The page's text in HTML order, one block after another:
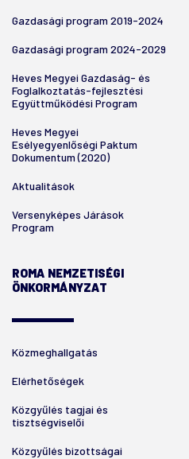
Gazdasági program 2019-2024
Gazdasági program 2024-2029
Heves Megyei Gazdaság- és
Foglalkoztatás-fejlesztési
Együttműködési Program
Heves Megyei
Esélyegyenlőségi Paktum
Dokumentum (2020)
Aktualitások
Versenyképes Járások
Program
ROMA NEMZETISÉGI
ÖNKORMÁNYZAT
Közmeghallgatás
Elérhetőségek
Közgyűlés tagjai és
tisztségviselői
Közgyűlés bizottságai